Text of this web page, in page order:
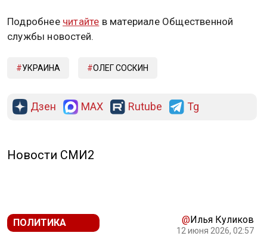
Подробнее читайте в материале Общественной
службы новостей.
УКРАИНА ОЛЕГ СОСКИН
Дзен MAX Rutube Tg
Новости СМИ2
ПОЛИТИКА @Илья Куликов
12 июня 2026, 02:57